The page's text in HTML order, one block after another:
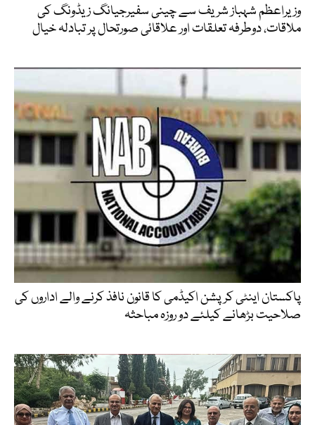
وزیراعظم شہباز شریف سے چینی سفیرجیانگ زیڈونگ کی
ملاقات، دوطرفہ تعلقات اور علاقائی صورتحال پر تبادلہ خیال
پاکستان اینٹی کرپشن اکیڈمی کا قانون نافذ کرنے والے اداروں کی
صلاحیت بڑھانے کیلئے دو روزہ مباحثہ